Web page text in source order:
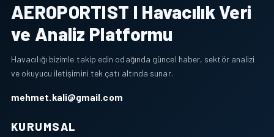
AEROPORTIST I Havacılık Veri
ve Analiz Platformu
Havacılığı bizimle takip edin odağında güncel haber, sektör analizi
ve okuyucu iletişimini tek çatı altında sunar.
mehmet.kali@gmail.com
KURUMSAL